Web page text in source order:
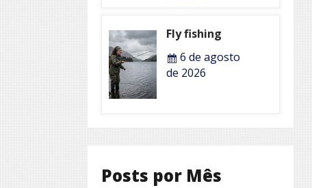
Fly fishing
6 de agosto
de 2026
Posts por Mês